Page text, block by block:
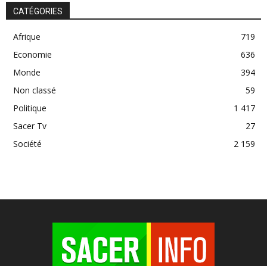
CATÉGORIES
Afrique
719
Economie
636
Monde
394
Non classé
59
Politique
1 417
Sacer Tv
27
Société
2 159